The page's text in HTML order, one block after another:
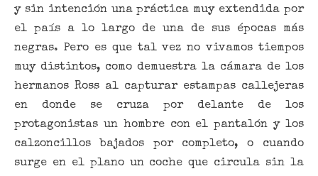
y sin intención una práctica muy extendida por
el país a lo largo de una de sus épocas más
negras. Pero es que tal vez no vivamos tiempos
muy distintos, como demuestra la cámara de los
hermanos Ross al capturar estampas callejeras
en donde se cruza por delante de los
protagonistas un hombre con el pantalón y los
calzoncillos bajados por completo, o cuando
surge en el plano un coche que circula sin la